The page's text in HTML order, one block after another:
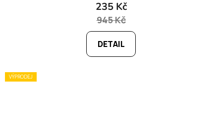
235 Kč
945 Kč
DETAIL
VÝPRODEJ